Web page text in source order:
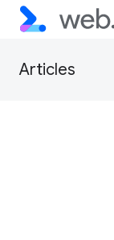
Articles